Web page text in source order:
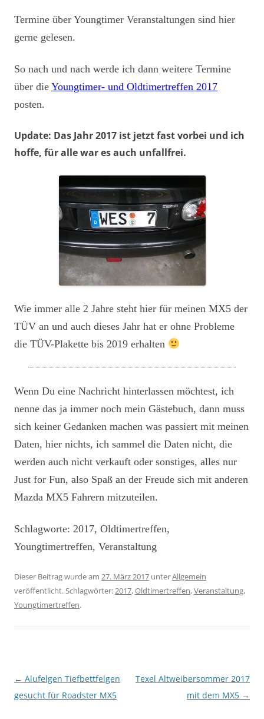
Termine über Youngtimer Veranstaltungen sind hier
gerne gelesen.
So nach und nach werde ich dann weitere Termine
über die Youngtimer- und Oldtimertreffen 2017
posten.
Update: Das Jahr 2017 ist jetzt fast vorbei und ich
hoffe, für alle war es auch unfallfrei.
Wie immer alle 2 Jahre steht hier für meinen MX5 der
TÜV an und auch dieses Jahr hat er ohne Probleme
die TÜV-Plakette bis 2019 erhalten
Wenn Du eine Nachricht hinterlassen möchtest, ich
nenne das ja immer noch mein Gästebuch, dann muss
sich keiner Gedanken machen was passiert mit meinen
Daten, hier nichts, ich sammel die Daten nicht, die
werden auch nicht verkauft oder sonstiges, alles nur
Just for Fun, also Spaß an der Freude sich mit anderen
Mazda MX5 Fahrern mitzuteilen.
Schlagworte: 2017, Oldtimertreffen,
Youngtimertreffen, Veranstaltung
Dieser Beitrag wurde am 27. März 2017 unterAllgemein
veröffentlicht. Schlagwörter:2017,Oldtimertreffen,Veranstaltung,
Youngtimertreffen.
Beitragsnavigation
← Alufelgen Tiefbettfelgen
gesucht für Roadster MX5
Texel Altweibersommer 2017
mit dem MX5 →